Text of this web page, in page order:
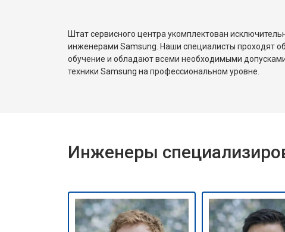
Штат сервисного центра укомплектован
инженерами Samsung. Наши специалисты проходят
обучение и обладают всеми необходимыми
техники Samsung на профессиональном уровне.
Инженеры